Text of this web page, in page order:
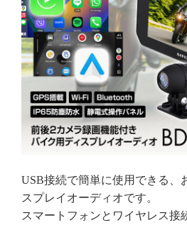
USB接続で簡単に使用できる、
スプレイオーディオです。
スマートフォンとワイヤレス接